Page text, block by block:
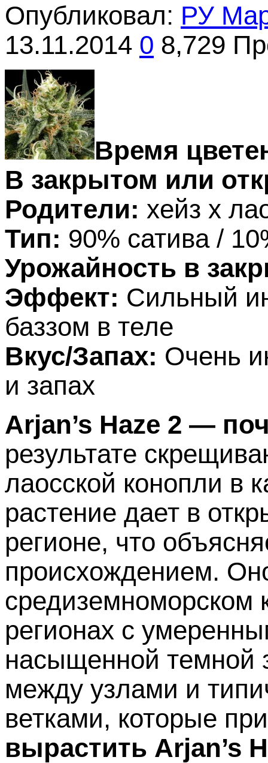
Опубликовал: РУ
13.11.2014 0 8,729
Время
В закрытом или
Родители: хейз x
Тип: 90% сатива /
Урожайность в
Эффект: Сильный
баззом в теле
Вкус/Запах: Очень
и запах
Arjan’s Haze 2 —
результате
лаосской конопли в
растение дает в
регионе, что
происхождением.
средиземноморском
регионах с
насыщенной темной
между узлами и
ветками, которые
вырастить Arjan’s